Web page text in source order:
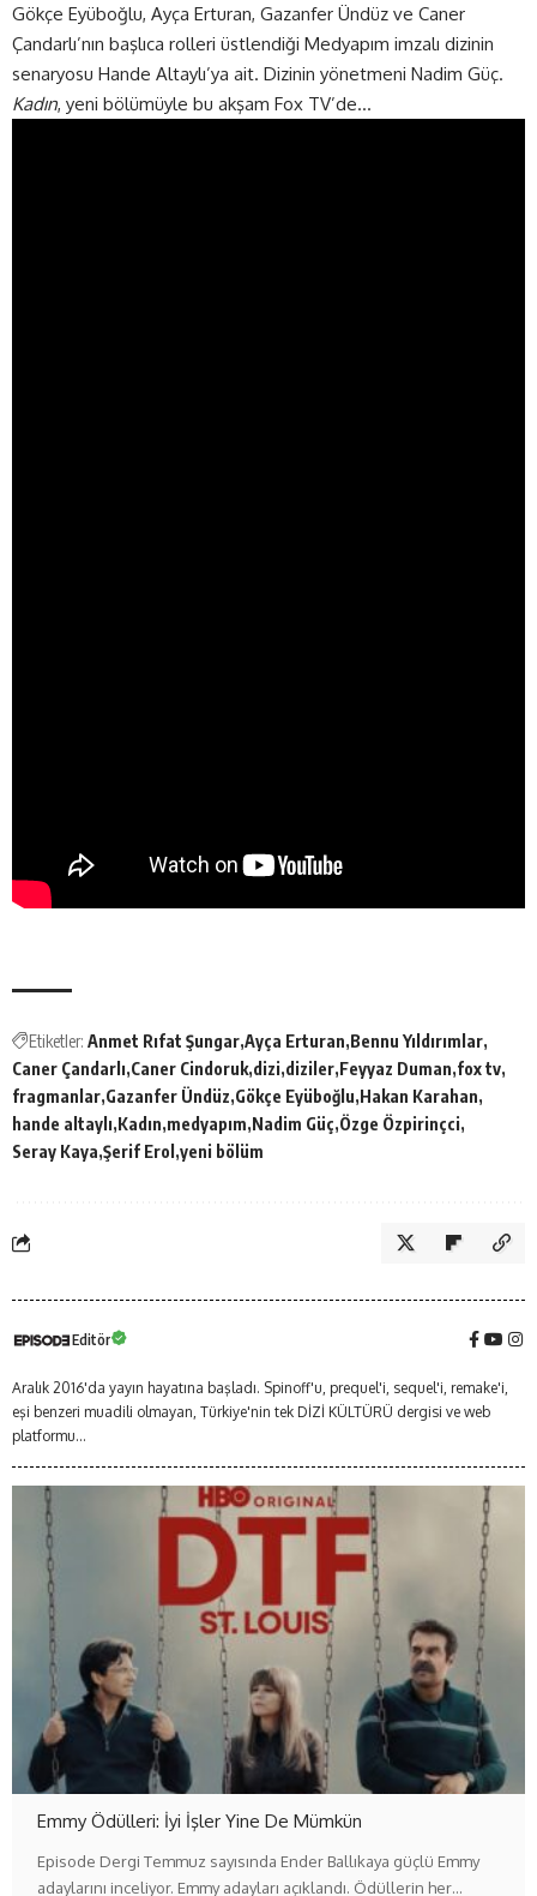
Gökçe Eyüboğlu, Ayça Erturan, Gazanfer Ündüz ve Caner
Çandarlı’nın başlıca rolleri üstlendiği Medyapım imzalı dizinin
senaryosu Hande Altaylı’ya ait. Dizinin yönetmeni Nadim Güç.
Kadın, yeni bölümüyle bu akşam Fox TV’de…
Etiketler: Anmet Rıfat Şungar Ayça Erturan Bennu Yıldırımlar
Caner Çandarlı Caner Cindoruk dizi diziler Feyyaz Duman fox tv
fragmanlar Gazanfer Ündüz Gökçe Eyüboğlu Hakan Karahan
hande altaylı Kadın medyapım Nadim Güç Özge Özpirinçci
Seray Kaya Şerif Erol yeni bölüm
Editör
Aralık 2016'da yayın hayatına başladı. Spinoff'u, prequel'i, sequel'i, remake'i,
eşi benzeri muadili olmayan, Türkiye'nin tek DİZİ KÜLTÜRÜ dergisi ve web
platformu...
Emmy Ödülleri: İyi İşler Yine De Mümkün
Episode Dergi Temmuz sayısında Ender Ballıkaya güçlü Emmy
adaylarını inceliyor. Emmy adayları açıklandı. Ödüllerin her…